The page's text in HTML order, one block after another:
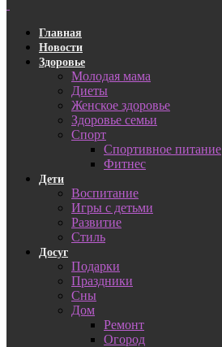
Главная
Новости
Здоровье
Молодая мама
Диеты
Женское здоровье
Здоровье семьи
Спорт
Спортивное питание
Фитнес
Дети
Воспитание
Игры с детьми
Развитие
Стиль
Досуг
Подарки
Праздники
Сны
Дом
Ремонт
Огород